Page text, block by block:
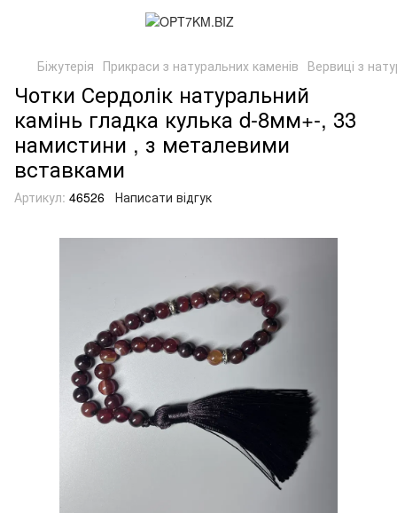
Біжутерія Прикраси з натуральних каменів Вервиці з
Чотки Сердолік натуральний
камінь гладка кулька d-8мм+-, 33
намистини , з металевими
вставками
Артикул: 46526 Написати відгук